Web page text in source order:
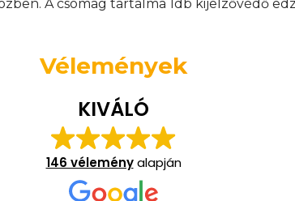
A csomag tartalma 1db kijelzővédő
Vélemények
KIVÁLÓ
146 véleményalapján